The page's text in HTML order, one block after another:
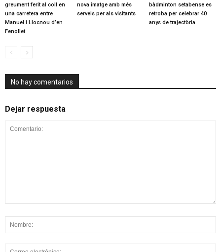
greument ferit al coll en
una carretera entre
Manuel i Llocnou d’en
Fenollet
nova imatge amb més
serveis per als visitants
bàdminton setabense es
retroba per celebrar 40
anys de trajectòria
No hay comentarios
Dejar respuesta